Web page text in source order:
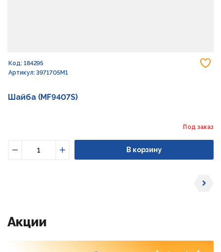
Код: 184295
Артикул: 3971705M1
Шайба (MF9407S)
Под заказ
Увеличить
В корзину
Акции